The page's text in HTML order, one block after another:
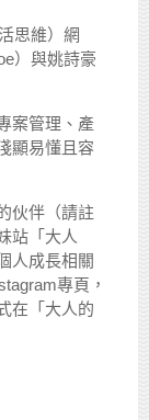
思維）網
）與姚詩豪
案管理、產
顯易懂且容
伙伴（請註
站「大人
人成長相關
專頁，
在「大人的